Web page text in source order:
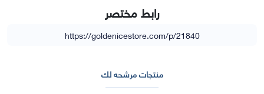
رابط مختصر
https://goldenicestore.com/p/21840
منتجات مرشحه لك